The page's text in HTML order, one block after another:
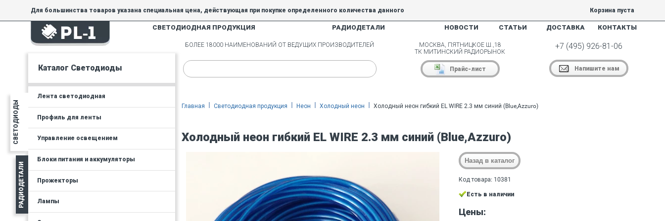
Для большинства товаров указана специальная цена, действующая при покупке определенного количества данного
товара.
На товары, купленные по специальной цене, общие скидки 5% и 10% не действуют.
Корзина пуста
СВЕТОДИОДНАЯ ПРОДУКЦИЯ РАДИОДЕТАЛИ НОВОСТИ СТАТЬИ ДОСТАВКА КОНТАКТЫ
СВЕТОДИОДЫ
РАДИОДЕТАЛИ
Каталог Светодиоды
Лента светодиодная
Профиль для ленты
Управление освещением
Блоки питания и аккумуляторы
Прожекторы
Лампы
БОЛЕЕ 18000 НАИМЕНОВАНИЙ ОТ ВЕДУЩИХ ПРОИЗВОДИТЕЛЕЙ
МОСКВА, ПЯТНИЦКОЕ Ш.,18
ТК МИТИНСКИЙ РАДИОРЫНОК
Прайс-лист
+7 (495) 926-81-06
Напишите нам
Главная Светодиодная продукция Неон Холодный неон Холодный неон гибкий EL WIRE 2.3 мм синий (Blue,Azzuro)
Холодный неон гибкий EL WIRE 2.3 мм синий (Blue,Azzuro)
Код товара: 10381
Есть в наличии
Цены: